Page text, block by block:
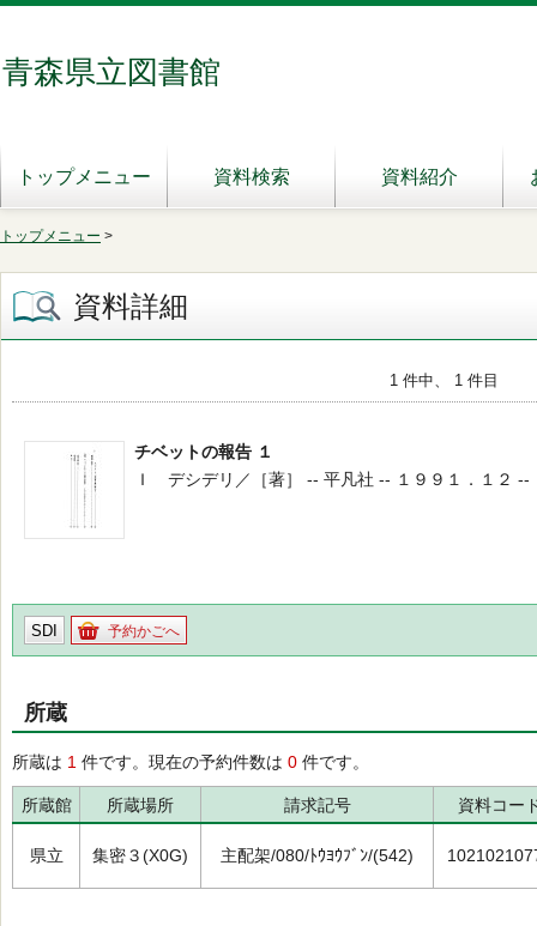
青森県立図書館
トップメニュー 資料検索 資料紹介
トップメニュー >
資料詳細
1 件中、 1 件目
チベットの報告 １
Ｉ デシデリ／［著］ -- 平凡社 -- １９９１．１２ --
SDI 予約かごへ
所蔵
所蔵は 1 件です。現在の予約件数は 0 件です。
所蔵館 所蔵場所 請求記号 資料コー
県立 集密３(X0G) 主配架/080/ﾄｳﾖｳﾌﾞﾝ/(542)